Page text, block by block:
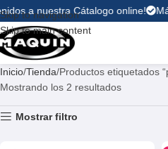
Skip to navigation
Skip to main content
a nuestra Cátalogo online!
Inicio Tienda Productos etiquetados
Mostrando los 2 resultados
Mostrar filtro